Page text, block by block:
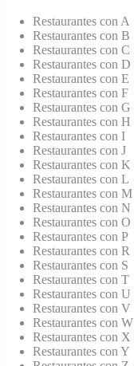
Restaurantes con A
Restaurantes con B
Restaurantes con C
Restaurantes con D
Restaurantes con E
Restaurantes con F
Restaurantes con G
Restaurantes con H
Restaurantes con I
Restaurantes con J
Restaurantes con K
Restaurantes con L
Restaurantes con M
Restaurantes con N
Restaurantes con O
Restaurantes con P
Restaurantes con R
Restaurantes con S
Restaurantes con T
Restaurantes con U
Restaurantes con V
Restaurantes con W
Restaurantes con X
Restaurantes con Y